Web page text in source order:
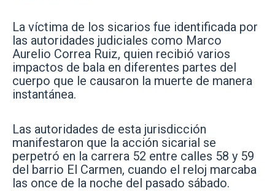
La víctima de los sicarios fue identificada por
las autoridades judiciales como Marco
Aurelio Correa Ruiz, quien recibió varios
impactos de bala en diferentes partes del
cuerpo que le causaron la muerte de manera
instantánea.
Las autoridades de esta jurisdicción
manifestaron que la acción sicarial se
perpetró en la carrera 52 entre calles 58 y 59
del barrio El Carmen, cuando el reloj marcaba
las once de la noche del pasado sábado.